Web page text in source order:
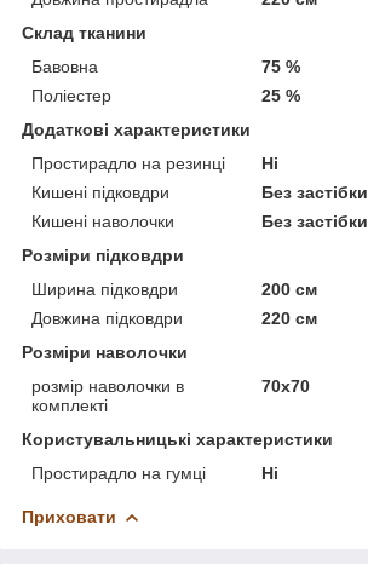
Склад тканини
Бавовна
75 %
Поліестер
25 %
Додаткові характеристики
Простирадло на резинці
Ні
Кишені підковдри
Без застібки
Кишені наволочки
Без застібки
Розміри підковдри
Ширина підковдри
200 см
Довжина підковдри
220 см
Розміри наволочки
розмір наволочки в
комплекті
70х70
Користувальницькі характеристики
Простирадло на гумці
Ні
Приховати